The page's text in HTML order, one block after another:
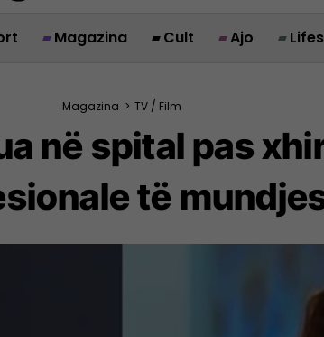
Magazina Cult Ajo
Magazina > TV / Film
në spital pas
të